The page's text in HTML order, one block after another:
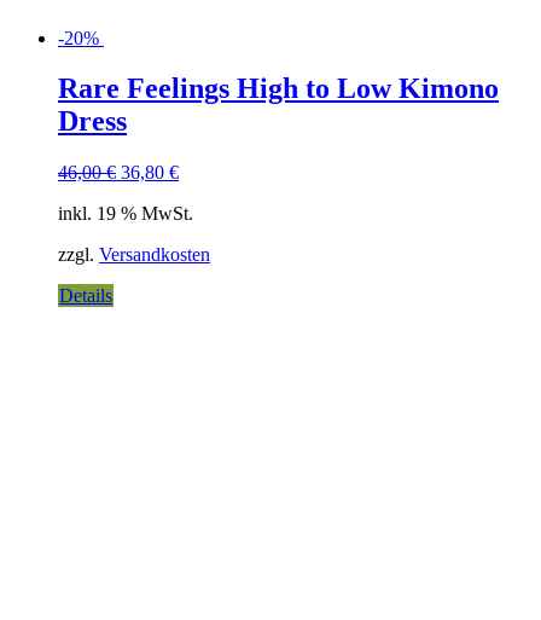
-20%
Rare Feelings High to Low Kimono
Dress
46,00€ 36,80 €
inkl. 19 % MwSt.
zzgl. Versandkosten
Details